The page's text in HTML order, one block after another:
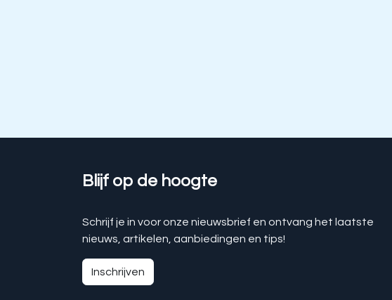
Blijf op de hoogte
Schrijf je in voor onze nieuwsbrief en ontvang het laatste
nieuws, artikelen, aanbiedingen en tips!
Inschrijven